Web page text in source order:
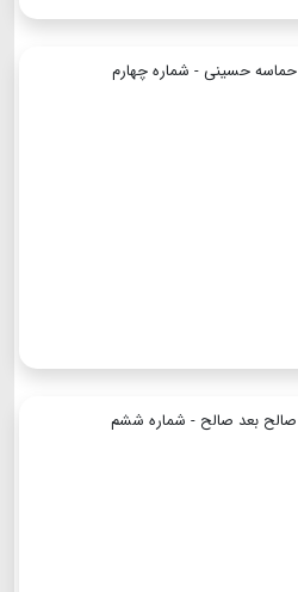
حماسه حسینی - شماره چهارم
صالح بعد صالح - شماره ششم